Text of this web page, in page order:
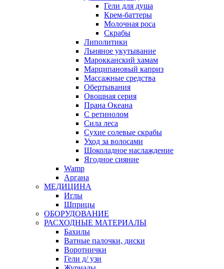
Гели для душа
Крем-баттеры
Молочная роса
Скрабы
Липолитики
Льняное укутывание
Марокканский хамам
Марципановый каприз
Массажные средства
Обертывания
Овощная серия
Прана Океана
С ретинолом
Сила леса
Сухие солевые скрабы
Уход за волосами
Шоколадное наслаждение
Ягодное сияние
Wamp
Аргана
МЕДИЦИНА
Иглы
Шприцы
ОБОРУДОВАНИЕ
РАСХОДНЫЕ МАТЕРИАЛЫ
Бахилы
Ватные палочки, диски
Воротнички
Гели д/ узи